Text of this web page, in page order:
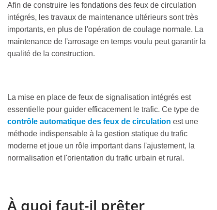
Afin de construire les fondations des feux de circulation
intégrés, les travaux de maintenance ultérieurs sont très
importants, en plus de l'opération de coulage normale. La
maintenance de l'arrosage en temps voulu peut garantir la
qualité de la construction.
La mise en place de feux de signalisation intégrés est
essentielle pour guider efficacement le trafic. Ce type de
contrôle automatique des feux de circulation est une
méthode indispensable à la gestion statique du trafic
moderne et joue un rôle important dans l'ajustement, la
normalisation et l'orientation du trafic urbain et rural.
À quoi faut-il prêter